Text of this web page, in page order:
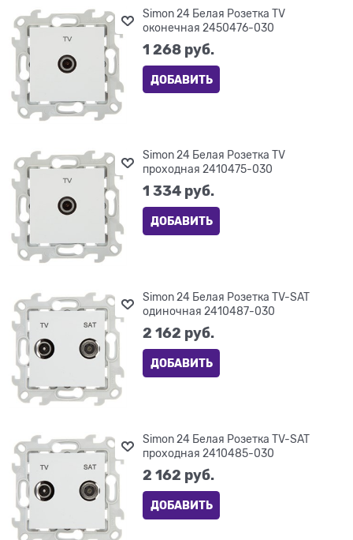
Simon 24 Белая Розетка TV
оконечная 2450476-030
1 268 руб.
ДОБАВИТЬ
Simon 24 Белая Розетка TV
проходная 2410475-030
1 334 руб.
ДОБАВИТЬ
Simon 24 Белая Розетка TV-SAT
одиночная 2410487-030
2 162 руб.
ДОБАВИТЬ
Simon 24 Белая Розетка TV-SAT
проходная 2410485-030
2 162 руб.
ДОБАВИТЬ